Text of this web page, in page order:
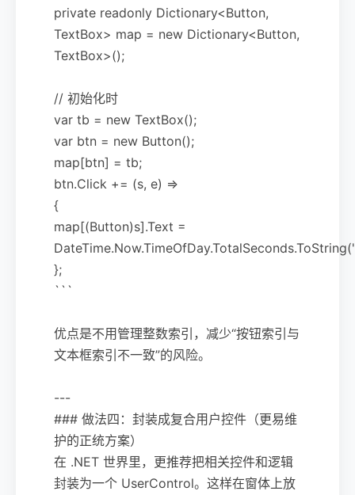
private readonly Dictionary<Button,
TextBox> map = new Dictionary<Button,
TextBox>();
// 初始化时
var tb = new TextBox();
var btn = new Button();
map[btn] = tb;
btn.Click += (s, e) =>
{
map[(Button)s].Text =
};
```
优点是不用管理整数索引，减少“按钮索引与
文本框索引不一致”的风险。
---
### 做法四：封装成复合用户控件（更易维
护的正统方案）
在 .NET 世界里，更推荐把相关控件和逻辑
封装为一个 UserControl。这样在窗体上放